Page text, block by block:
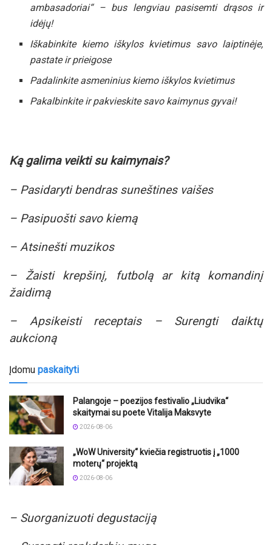
ambasadoriai“ – bus lengviau pasisemti drąsos ir
idėjų!
Iškabinkite kiemo iškylos kvietimus savo laiptinėje,
pastate ir prieigose
Padalinkite asmeninius kiemo iškylos kvietimus
Pakalbinkite ir pakvieskite savo kaimynus gyvai!
Ką galima veikti su kaimynais?
– Pasidaryti bendras suneštines vaišes
– Pasipuošti savo kiemą
– Atsinešti muzikos
– Žaisti krepšinį, futbolą ar kitą komandinį
žaidimą
– Apsikeisti receptais – Surengti daiktų
aukcioną
Įdomu paskaityti
Palangoje – poezijos festivalio „Liudvika“
skaitymai su poete Vitalija Maksvyte
2026-08-06
„WoW University“ kviečia registruotis į „1000
moterų“ projektą
2026-08-06
– Suorganizuoti degustaciją